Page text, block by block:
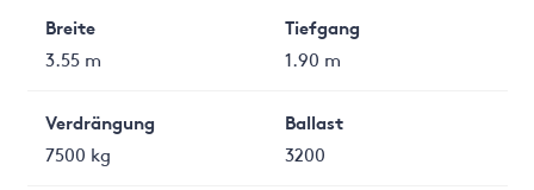
Breite
3.55 m
Tiefgang
1.90 m
Verdrängung
7500 kg
Ballast
3200